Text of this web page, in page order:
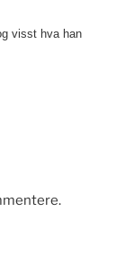
visst hva han